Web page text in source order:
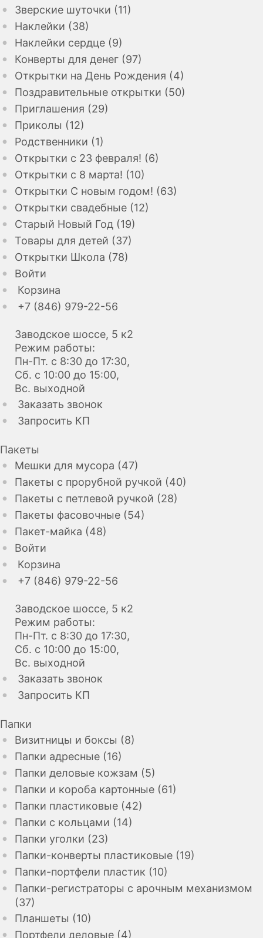
Зверские шуточки (11)
Наклейки (38)
Наклейки сердце (9)
Конверты для денег (97)
Открытки на День Рождения (4)
Поздравительные открытки (50)
Приглашения (29)
Приколы (12)
Родственники (1)
Открытки с 23 февраля! (6)
Открытки с 8 марта! (10)
Открытки С новым годом! (63)
Открытки свадебные (12)
Старый Новый Год (19)
Товары для детей (37)
Открытки Школа (78)
Войти
Корзина
+7 (846) 979-22-56
Заводское шоссе, 5 к2
Режим работы:
Пн-Пт. с 8:30 до 17:30,
Сб. с 10:00 до 15:00,
Вс. выходной
Заказать звонок
Запросить КП
Пакеты
Мешки для мусора (47)
Пакеты с прорубной ручкой (40)
Пакеты с петлевой ручкой (28)
Пакеты фасовочные (54)
Пакет-майка (48)
Войти
Корзина
+7 (846) 979-22-56
Заводское шоссе, 5 к2
Режим работы:
Пн-Пт. с 8:30 до 17:30,
Сб. с 10:00 до 15:00,
Вс. выходной
Заказать звонок
Запросить КП
Папки
Визитницы и боксы (8)
Папки адресные (16)
Папки деловые кожзам (5)
Папки и короба картонные (61)
Папки пластиковые (42)
Папки с кольцами (14)
Папки уголки (23)
Папки-конверты пластиковые (19)
Папки-портфели пластик (10)
Папки-регистраторы с арочным механизмом
(37)
Планшеты (10)
Портфели деловые (4)